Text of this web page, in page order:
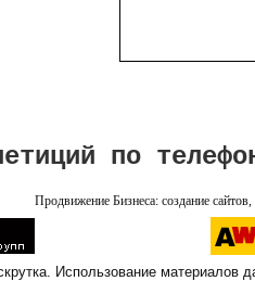
по
Продвижение Бизнеса: создание
Использование материалов